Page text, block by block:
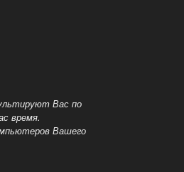
Вас по
время.
Вашего